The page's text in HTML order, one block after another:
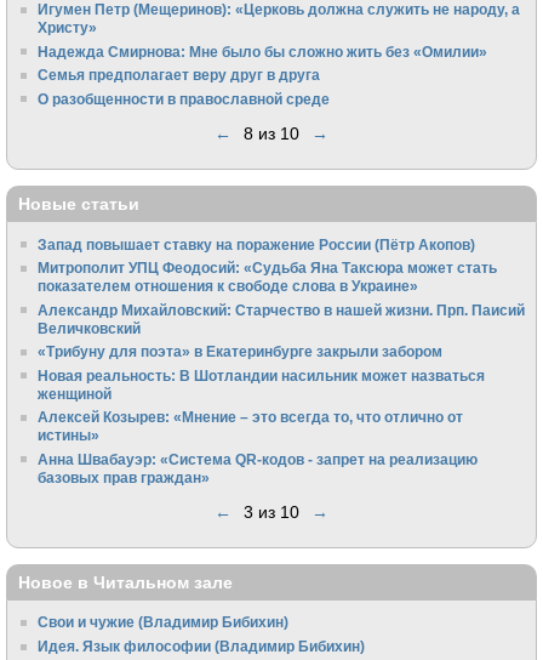
Игумен Петр (Мещеринов): «Церковь должна служить не народу, а
Христу»
Надежда Смирнова: Мне было бы сложно жить без «Омилии»
Семья предполагает веру друг в друга
О разобщенности в православной среде
← 8 из 10 →
Новые статьи
Запад повышает ставку на поражение России (Пётр Акопов)
Митрополит УПЦ Феодосий: «Судьба Яна Таксюра может стать
показателем отношения к свободе слова в Украине»
Алек­сандр Михайловский: Старчество в нашей жизни. Прп. Паисий
Величковский
«Трибуну для поэта» в Екатеринбурге закрыли забором
Новая реальность: В Шотландии насильник может назваться
женщиной
Алексей Козырев: «Мнение – это всегда то, что отлично от
истины»
Анна Швабауэр: «Система QR-кодов - запрет на реализацию
базовых прав граждан»
← 3 из 10 →
Новое в Читальном зале
Свои и чужие (Владимир Бибихин)
Идея. Язык философии (Владимир Бибихин)